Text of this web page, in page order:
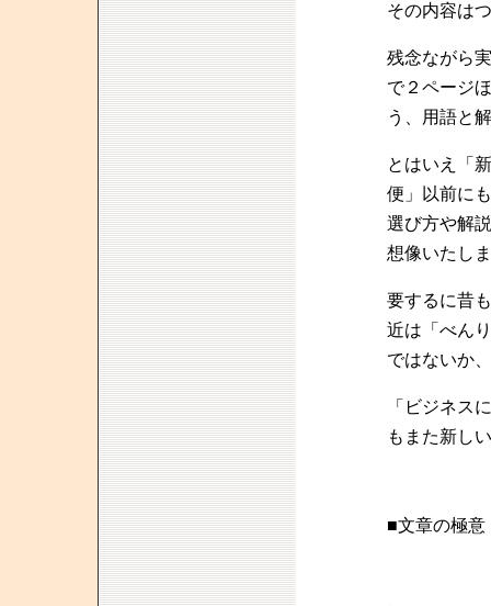
その内容は
残念ながら
で２ページ
う、用語と
とはいえ「
便」以前に
選び方や解
想像いたし
要するに昔
近は「べん
ではないか
「ビジネス
もまた新し
■文章の極意